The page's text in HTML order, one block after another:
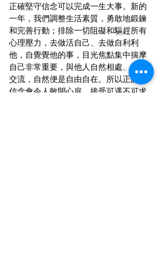
正確堅守信念可以完成一生大事。新的
一年，我們調整生活素質，勇敢地鍛鍊
和完善行動；排除一切阻礙和驅趕所有
心理壓力，去做活自己、去做自利利
他，自覺覺他的事，目光焦點集中揣摩
自己非常重要，與他人自然相處、自然
交流，自然便是自由自在。所以正面的
信念會令人敞開心扉，接受可遇不可求